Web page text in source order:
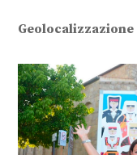
Geolocalizzazione